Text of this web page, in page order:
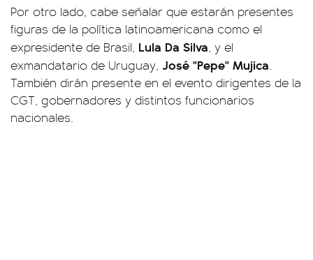
Por otro lado, cabe señalar que estarán presentes
figuras de la política latinoamericana como el
expresidente de Brasil, Lula Da Silva, y el
exmandatario de Uruguay, José "Pepe" Mujica.
También dirán presente en el evento dirigentes de la
CGT, gobernadores y distintos funcionarios
nacionales.